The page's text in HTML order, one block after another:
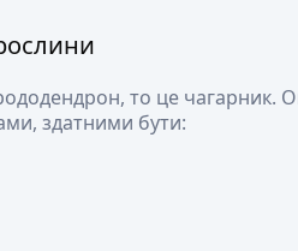
то це чагарник.
здатними бути: